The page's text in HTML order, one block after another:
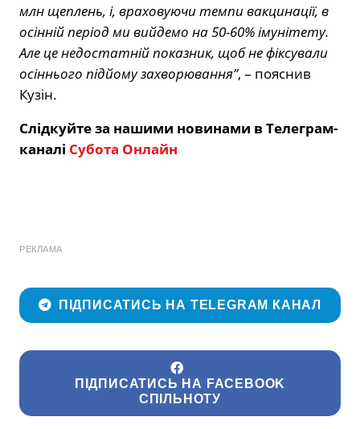
млн щеплень, і, враховуючи темпи вакцинації, в
осінній період ми вийдемо на 50-60% імунітету.
Але це недостатній показник, щоб не фіксували
осіннього підйому захворювання”, – пояснив
Кузін.
Слідкуйте за нашими новинами в Телеграм-
каналі Субота Онлайн
РЕКЛАМА
ПІДПИСАТИСЬ НА TELEGRAM КАНАЛ
ПІДПИСАТИСЬ НА FACEBOOK
СПІЛЬНОТУ